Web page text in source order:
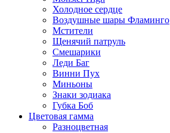
Холодное сердце
Воздушные шары Фламинго
Мстители
Щенячий патруль
Смешарики
Леди Баг
Винни Пух
Миньоны
Знаки зодиака
Губка Боб
Цветовая гамма
Разноцветная